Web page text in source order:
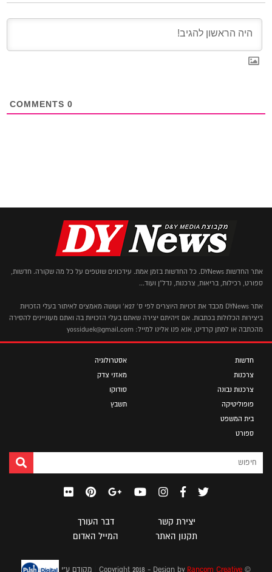
0
אתר החדשות DYNews. כל החדשות בזמן אמת. עידכונים שוטפים על כל מה שקורה. חדשות,
ספורט, רכילות, בריאות, צרכנות, נדל"ן ועוד...
אתר DYNews מכבד את זכויות היוצרים לפי ס' 27א' ועושה מאמצים לאיתור בעלי הזכויות
ביצירות הכלולות בכתבות. אם זיהיתם יצירה שאתם בעלי הזכויות בה ואתם מעוניינים להסירה
מהכתבה או למתן קרדיט, אנא פנו אלינו למייל: yossiduek@gmail.com
חדשות
צרכנות
צרכנות נבונה
פופוליטיקה
בית המשפט
ספורט
אסטרולוגיה
מאזני צדק
סודוקו
תשבץ
יצירת קשר
דבר העורך
תקנון האתר
המייל האדום
© Copyright 2018 - Design by
Rancom Creative מקודם ע"י